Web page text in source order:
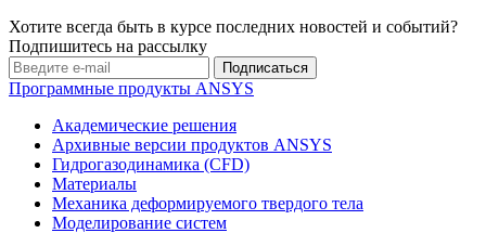
Хотите всегда быть в курсе последних новостей и событий?
Подпишитесь на рассылку
Программные продукты ANSYS
Академические решения
Архивные версии продуктов ANSYS
Гидрогазодинамика (CFD)
Материалы
Механика деформируемого твердого тела
Моделирование систем